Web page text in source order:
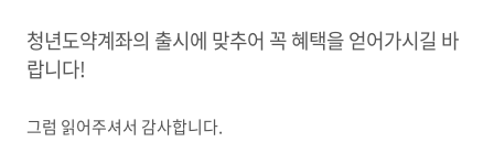
청년도약계좌의 출시에 맞추어 꼭 혜택을 얻어가시길 바
랍니다!
그럼 읽어주셔서 감사합니다.